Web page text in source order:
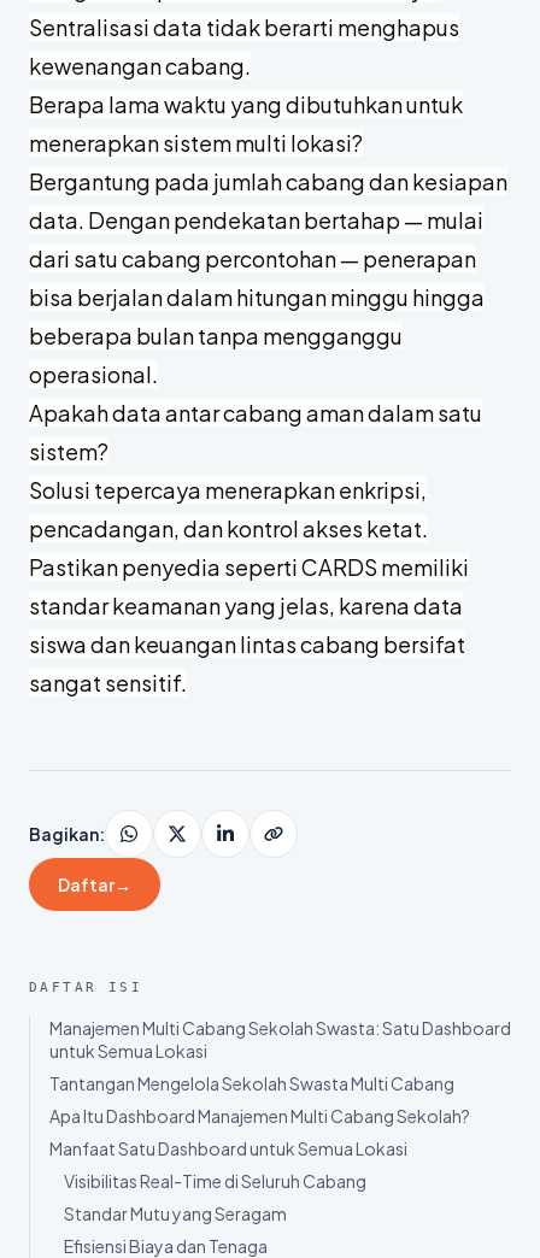
Sentralisasi data tidak berarti menghapus
kewenangan cabang.
Berapa lama waktu yang dibutuhkan untuk
menerapkan sistem multi lokasi?
Bergantung pada jumlah cabang dan kesiapan
data. Dengan pendekatan bertahap — mulai
dari satu cabang percontohan — penerapan
bisa berjalan dalam hitungan minggu hingga
beberapa bulan tanpa mengganggu
operasional.
Apakah data antar cabang aman dalam satu
sistem?
Solusi tepercaya menerapkan enkripsi,
pencadangan, dan kontrol akses ketat.
Pastikan penyedia seperti CARDS memiliki
standar keamanan yang jelas, karena data
siswa dan keuangan lintas cabang bersifat
sangat sensitif.
Bagikan:
Daftar→
DAFTAR ISI
Manajemen Multi Cabang Sekolah Swasta: Satu Dashboard
untuk Semua Lokasi
Tantangan Mengelola Sekolah Swasta Multi Cabang
Apa Itu Dashboard Manajemen Multi Cabang Sekolah?
Manfaat Satu Dashboard untuk Semua Lokasi
Visibilitas Real-Time di Seluruh Cabang
Standar Mutu yang Seragam
Efisiensi Biaya dan Tenaga